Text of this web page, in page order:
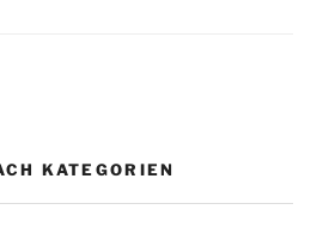
KATEGORIEN